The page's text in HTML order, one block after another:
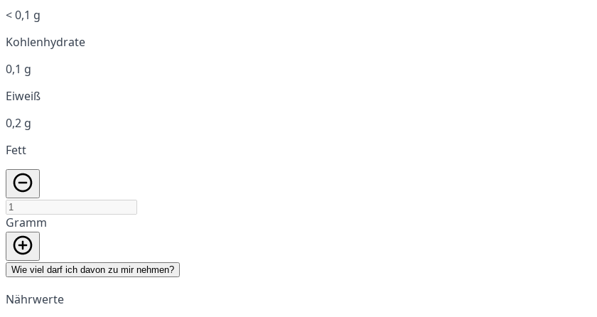
< 0,1 g
Kohlenhydrate
0,1 g
Eiweiß
0,2 g
Fett
Gramm
Wie viel darf ich davon zu mir nehmen?
Nährwerte